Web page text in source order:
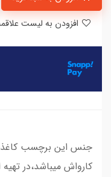
جنس این برچسب
کارواش میباشد،در